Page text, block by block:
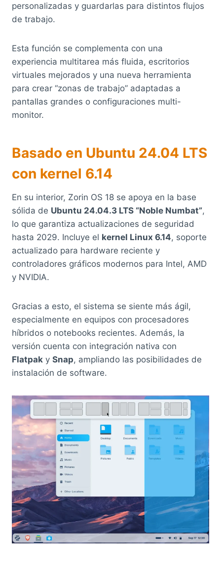
personalizadas y guardarlas para distintos flujos
de trabajo.
Esta función se complementa con una
experiencia multitarea más fluida, escritorios
virtuales mejorados y una nueva herramienta
para crear “zonas de trabajo” adaptadas a
pantallas grandes o configuraciones multi-
monitor.
Basado en Ubuntu 24.04 LTS
con kernel 6.14
En su interior, Zorin OS 18 se apoya en la base
sólida de Ubuntu 24.04.3 LTS “Noble Numbat”,
lo que garantiza actualizaciones de seguridad
hasta 2029. Incluye el kernel Linux 6.14, soporte
actualizado para hardware reciente y
controladores gráficos modernos para Intel, AMD
y NVIDIA.
Gracias a esto, el sistema se siente más ágil,
especialmente en equipos con procesadores
híbridos o notebooks recientes. Además, la
versión cuenta con integración nativa con
Flatpak y Snap, ampliando las posibilidades de
instalación de software.